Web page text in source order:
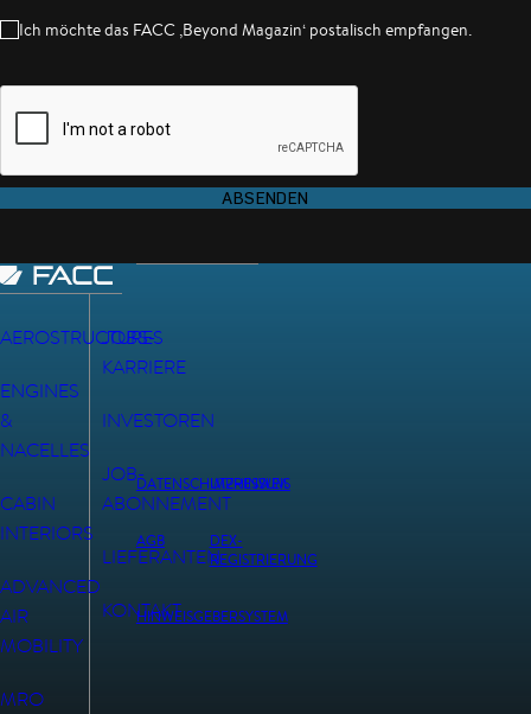
Ich möchte das FACC ‚Beyond Magazin‘ postalisch empfangen.
ABSENDEN
AEROSTRUCTURES
ENGINES
&
NACELLES
CABIN
INTERIORS
ADVANCED
AIR
MOBILITY
MRO
JOBS-
KARRIERE
INVESTOREN
JOB-
ABONNEMENT
LIEFERANTEN
KONTAKT
DATENSCHUTZHINWEIS
IMPRESSUM
AGB
DEX-
REGISTRIERUNG
HINWEISGEBERSYSTEM